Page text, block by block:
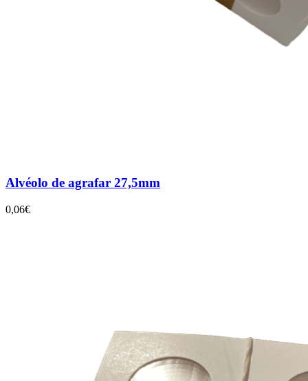
Alvéolo de agrafar 27,5mm
0,06€